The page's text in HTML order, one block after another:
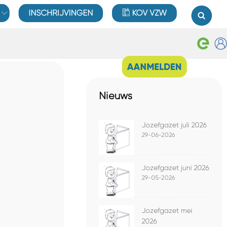
INSCHRIJVINGEN KOV VZW
AANMELDEN
Nieuws
Jozefgazet juli 2026
29-06-2026
Jozefgazet juni 2026
29-05-2026
Jozefgazet mei
2026